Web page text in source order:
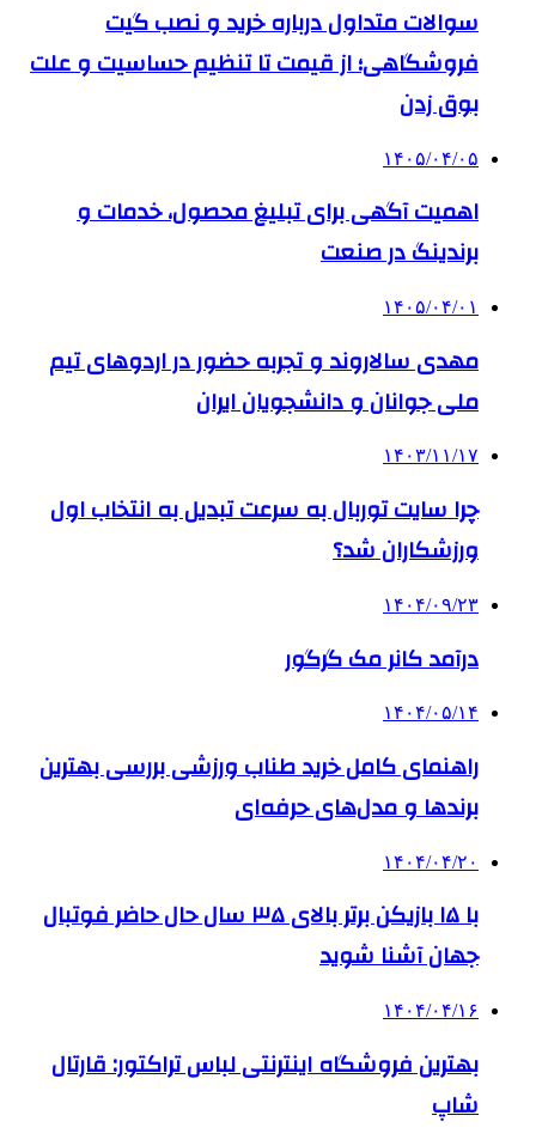
سوالات متداول درباره خرید و نصب گیت
فروشگاهی؛ از قیمت تا تنظیم حساسیت و علت
بوق زدن
۱۴۰۵/۰۴/۰۵
اهمیت آگهی برای تبلیغ محصول، خدمات و
برندینگ در صنعت
۱۴۰۵/۰۴/۰۱
مهدی سالاروند و تجربه حضور در اردوهای تیم
ملی جوانان و دانشجویان ایران
۱۴۰۳/۱۱/۱۷
چرا سایت توربال به ‌سرعت تبدیل به انتخاب اول
ورزشکاران شد؟
۱۴۰۴/۰۹/۲۳
درآمد کانر مک گرگور
۱۴۰۴/۰۵/۱۴
راهنمای کامل خرید طناب ورزشی بررسی بهترین
برندها و مدل‌های حرفه‌ای
۱۴۰۴/۰۴/۲۰
با ۱۵ بازیکن برتر بالای ۳۵ سال حال حاضر فوتبال
جهان آشنا شوید
۱۴۰۴/۰۴/۱۶
بهترین فروشگاه اینترنتی لباس تراکتور: قارتال
شاپ